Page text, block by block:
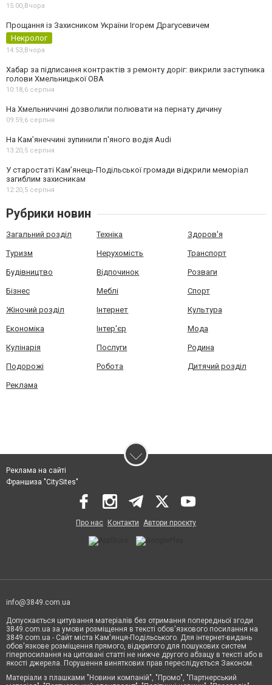
15:00,Вчора
Прощання із Захисником України Ігорем Драгусевичем
Некролог
14:53,Вчора
Хабар за підписання контрактів з ремонту доріг: викрили заступника
голови Хмельницької ОВА
10:18,6 серпня
На Хмельниччині дозволили полювати на пернату дичину
09:59,6 серпня
На Камʼянеччині зупинили п'яного водія Audi
13:20,5 серпня
У старостаті Кам’янець-Подільської громади відкрили меморіал
загиблим захисникам
12:20,5 серпня
Рубрики новин
Загальний розділ Техніка Здоров'я
Туризм Нерухомість Транспорт
Будівництво Відпочинок Розваги
Бізнес Меблі Спорт
Жіночий розділ Інтернет Культура
Економіка Інтер'єр Мода
Кулінарія Послуги Родина
Подорожі Робота Дитячий розділ
Реклама
Реклама на сайті
Франшиза "CitySites"
Про нас Контакти Автори проєкту
info@3849.com.ua
Допускається цитування матеріалів без отримання попередньої згоди
3849.com.ua за умови розміщення в тексті обов'язкового посилання на
3849.com.ua - Сайт міста Кам'янця-Подільського. Для інтернет-видань
обов'язкове розміщення прямого, відкритого для пошукових систем
гіперпосилання на цитовані статті не нижче другого абзацу в тексті або в
якості джерела. Порушення виняткових прав переслідується Законом.
Матеріали з плашками "Новини компаній", "Промо", "Партнерський